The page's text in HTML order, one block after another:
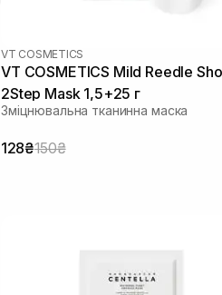
VT COSMETICS
VT COSMETICS Mild Reedle
2Step Mask 1,5+25 г
Зміцнювальна тканинна маска
128₴150₴